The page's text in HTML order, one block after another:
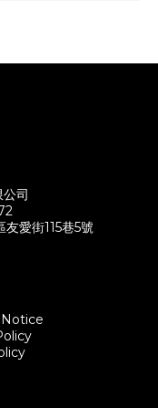
司
愛街115巷5號
Notice